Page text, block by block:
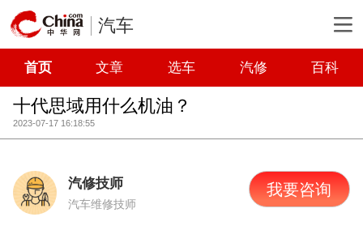
汽车
首页 文章 选车 汽修 百科
十代思域用什么机油？
2023-07-17 16:18:55
汽修技师
汽车维修技师
我要咨询